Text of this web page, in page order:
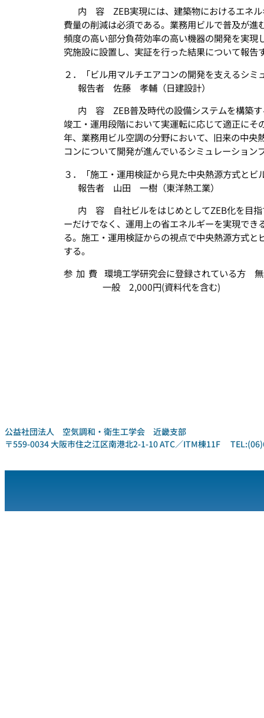
内 容 ZEB実現には、建築物におけるエネ
費量の削減は必須である。業務用ビルで普及が
頻度の高い部分負荷効率の高い機器の開発を実
究施設に設置し、実証を行った結果について報告
２．「ビル用マルチエアコンの開発を支えるシミ
報告者 佐藤 孝輔（日建設計）
内 容 ZEB普及時代の設備システムを構築す
竣工・運用段階において実運転に応じて適正に
年、業務用ビル空調の分野において、旧来の中
コンについて開発が進んでいるシミュレーショ
３．「施工・運用検証から見た中央熱源方式と
報告者 山田 一樹（東洋熱工業）
内 容 自社ビルをはじめとしてZEB化を目
ーだけでなく、運用上の省エネルギーを実現で
る。施工・運用検証からの視点で中央熱源方式
する。
参 加 費 環境工学研究会に登録されている方
一般 2,000円(資料代を含む)
公益社団法人 空気調和・衛生工学会 近畿支部
〒559-0034 大阪市住之江区南港北2-1-10 ATC／ITM棟11F